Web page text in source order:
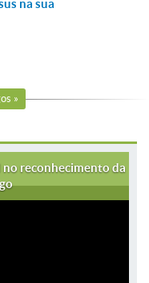
na sua
»
reconhecimento da